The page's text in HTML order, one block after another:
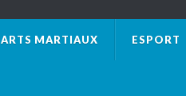
ARTS MARTIAUX ESPORT